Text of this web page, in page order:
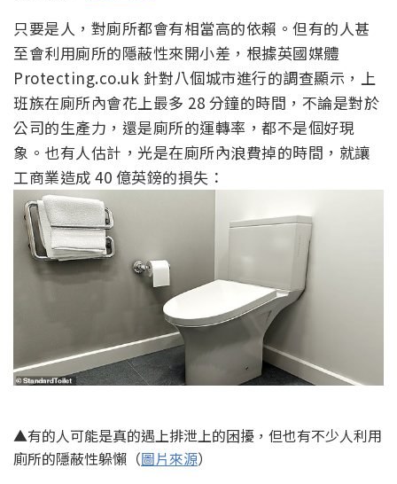
只要是人，對廁所都會有相當高的依賴。但有的人甚
至會利用廁所的隱蔽性來開小差，根據英國媒體
Protecting.co.uk 針對八個城市進行的調查顯示，上
班族在廁所內會花上最多 28 分鐘的時間，不論是對於
公司的生產力，還是廁所的運轉率，都不是個好現
象。也有人估計，光是在廁所內浪費掉的時間，就讓
工商業造成 40 億英鎊的損失：
▲有的人可能是真的遇上排泄上的困擾，但也有不少人利用
廁所的隱蔽性躲懶（圖片來源）